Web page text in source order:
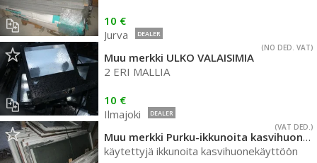
10 €
Jurva
DEALER
(NO DED. VAT)
Muu merkki ULKO VALAISIMIA
2 ERI MALLIA
10 €
Ilmajoki
DEALER
(VAT DED.)
Muu merkki Purku-ikkunoita kasvihuoneeseen
käytettyjä ikkunoita kasvihuonekäyttöön